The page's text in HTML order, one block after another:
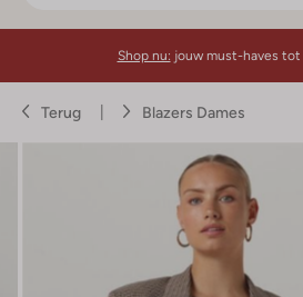
Shop nu: jouw must-haves tot
Terug Blazers Dames